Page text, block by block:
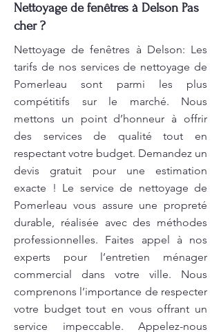
Nettoyage de fenêtres à Delson Pas
cher ?
Nettoyage de fenêtres à Delson: Les
tarifs de nos services de nettoyage de
Pomerleau sont parmi les plus
compétitifs sur le marché. Nous
mettons un point d’honneur à offrir
des services de qualité tout en
respectant votre budget. Demandez un
devis gratuit pour une estimation
exacte ! Le service de nettoyage de
Pomerleau vous assure une propreté
durable, réalisée avec des méthodes
professionnelles. Faites appel à nos
experts pour l’entretien ménager
commercial dans votre ville. Nous
comprenons l’importance de respecter
votre budget tout en vous offrant un
service impeccable. Appelez-nous